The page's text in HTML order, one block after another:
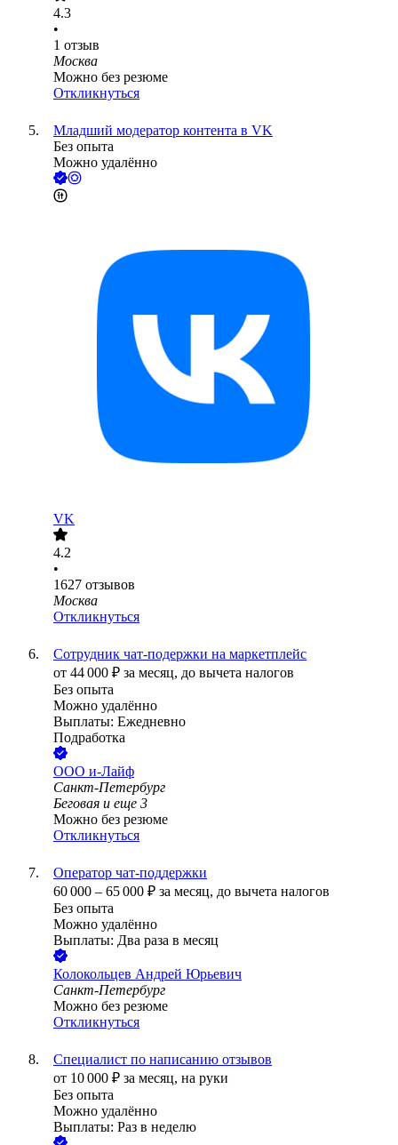
4.3
•
1 отзыв
Москва
Можно без резюме
Откликнуться
Младший модератор контента в VK
Без опыта
Можно удалённо
VK
4.2
•
1627 отзывов
Москва
Откликнуться
Сотрудник чат-подержки на маркетплейс
от 44 000 ₽ за месяц, до вычета налогов
Без опыта
Можно удалённо
Выплаты: Ежедневно
Подработка
ООО и-Лайф
Санкт-Петербург
Беговая и еще 3
Можно без резюме
Откликнуться
Оператор чат-поддержки
60 000 – 65 000 ₽ за месяц, до вычета налогов
Без опыта
Можно удалённо
Выплаты: Два раза в месяц
Колокольцев Андрей Юрьевич
Санкт-Петербург
Можно без резюме
Откликнуться
Специалист по написанию отзывов
от 10 000 ₽ за месяц, на руки
Без опыта
Можно удалённо
Выплаты: Раз в неделю